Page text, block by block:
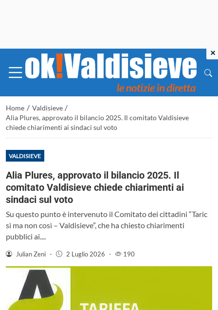
Home / Valdisieve /
Alia Plures, approvato il bilancio 2025. Il comitato Valdisieve
chiede chiarimenti ai sindaci sul voto
VALDISIEVE
Alia Plures, approvato il bilancio 2025. Il
comitato Valdisieve chiede chiarimenti ai
sindaci sul voto
Su questo punto è intervenuto il Comitato dei cittadini “Taric
sì ma non così – Valdisieve”, che ha chiesto chiarimenti
pubblici ai....
Julian Zeni - 2 Luglio 2026 - 190
×